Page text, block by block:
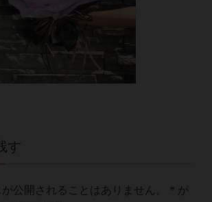
す
公開されることはありません。
が